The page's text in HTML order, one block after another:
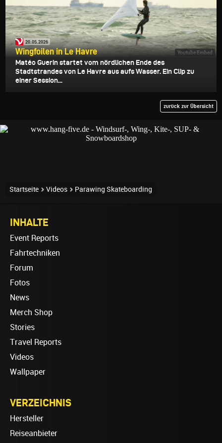
Youtube Embed
20.05.2026
Wingfoilen in Le Havre
Matéo Guerin startet vom nördlichen Ende des
Stadtstrandes von Le Havre aus aufs Wasser. Ein Clip zu
einer Session...
zurück zur Übersicht
Startseite Videos Parawing Skateboarding
INHALTE
Event Reports
Fahrtechniken
Forum
Fotos
News
Merch Shop
Stories
Travel Reports
Videos
Wallpaper
VERZEICHNIS
Hersteller
Reiseanbieter